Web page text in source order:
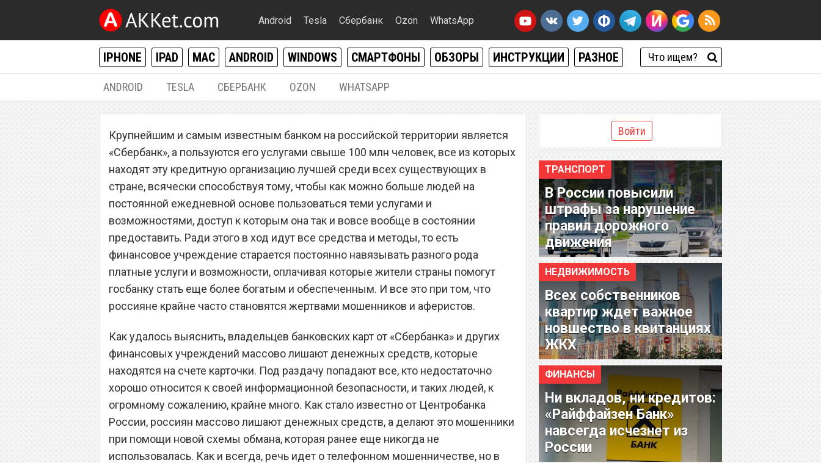
Android Tesla Сбербанк Ozon WhatsApp
IPHONE IPAD MAC ANDROID WINDOWS СМАРТФОНЫ ОБЗОРЫ ИНСТРУКЦИИ РАЗНОЕ
ANDROID TESLA СБЕРБАНК OZON WHATSAPP
Всех владельцев банковских карт от
«Сбербанка» массово лишают денег
Крупнейшим и самым известным банком на российской территории является
«Сбербанк», а пользуются его услугами свыше 100 млн человек, все из которых
находят эту кредитную организацию лучшей среди всех существующих в
стране, всячески способствуя тому, чтобы как можно больше людей на
постоянной ежедневной основе пользоваться теми услугами и
возможностями, доступ к которым она так и вовсе вообще в состоянии
предоставить. Ради этого в ход идут все средства и методы, то есть
финансовое учреждение старается постоянно навязывать разного рода
платные услуги и возможности, оплачивая которые жители страны помогут
госбанку стать еще более богатым и обеспеченным. И все это при том, что
россияне крайне часто становятся жертвами мошенников и аферистов.
Как удалось выяснить, владельцев банковских карт от «Сбербанка» и других
финансовых учреждений массово лишают денежных средств, которые
находятся на счете карточки. Под раздачу попадают все, кто недостаточно
хорошо относится к своей информационной безопасности, и таких людей, к
огромному сожалению, крайне много. Как стало известно от Центробанка
России, россиян массово лишают денежных средств, а делают это мошенники
при помощи новой схемы обмана, которая ранее еще никогда не
использовалась. Как и всегда, речь идет о телефонном мошенничестве, но в
Войти
ТРАНСПОРТ
В России повысили
штрафы за нарушение
правил дорожного
движения
НЕДВИЖИМОСТЬ
Всех собственников
квартир ждет важное
новшество в квитанциях
ЖКХ
ФИНАНСЫ
Ни вкладов, ни кредитов:
«Райффайзен Банк»
навсегда исчезнет из
России